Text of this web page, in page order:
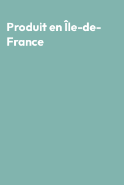
Produit en Île-de-
France